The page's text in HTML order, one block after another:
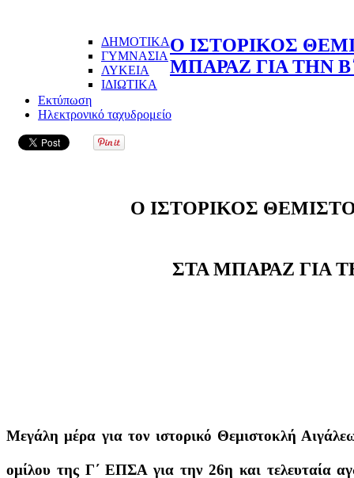
ΔΗΜΟΤΙΚΑ
ΓΥΜΝΑΣΙΑ
ΛΥΚΕΙΑ
ΙΔΙΩΤΙΚΑ
Ο ΙΣΤΟΡΙΚΟΣ
ΜΠΑΡΑΖ ΓΙΑ ΤΗΝ
Εκτύπωση
Ηλεκτρονικό ταχυδρομείο
Ο ΙΣΤΟΡΙΚΟΣ
ΣΤΑ ΜΠΑΡΑΖ ΓΙΑ
Μεγάλη μέρα για τον ιστορικό Θεμιστοκλή
ομίλου της Γ΄ ΕΠΣΑ για την 26η και τελευταία